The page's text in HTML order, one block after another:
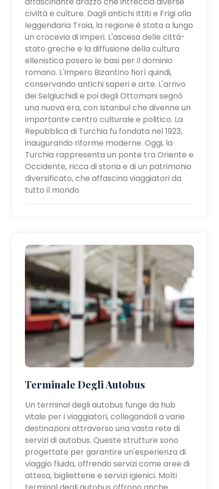
civiltà e culture. Dagli antichi Ittiti e Frigi alla
leggendaria Troia, la regione è stata a lungo
un crocevia di imperi. L'ascesa delle città-
stato greche e la diffusione della cultura
ellenistica posero le basi per il dominio
romano. L'Impero Bizantino fiorì quindi,
conservando antichi saperi e arte. L'arrivo
dei Selgiuchidi e poi degli Ottomani segnò
una nuova era, con Istanbul che divenne un
importante centro culturale e politico. La
Repubblica di Turchia fu fondata nel 1923,
inaugurando riforme moderne. Oggi, la
Turchia rappresenta un ponte tra Oriente e
Occidente, ricca di storia e di un patrimonio
diversificato, che affascina viaggiatori da
tutto il mondo.
Terminale Degli Autobus
Un terminal degli autobus funge da hub
vitale per i viaggiatori, collegandoli a varie
destinazioni attraverso una vasta rete di
servizi di autobus. Queste strutture sono
progettate per garantire un'esperienza di
viaggio fluida, offrendo servizi come aree di
attesa, biglietterie e servizi igienici. Molti